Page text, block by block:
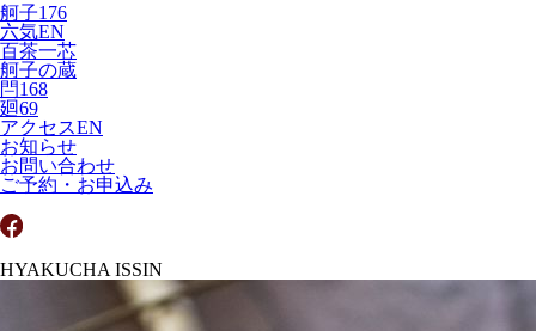
舸子176
六気EN
百茶一芯
舸子の蔵
閂168
廻69
アクセスEN
お知らせ
お問い合わせ
ご予約・お申込み
HYAKUCHA ISSIN